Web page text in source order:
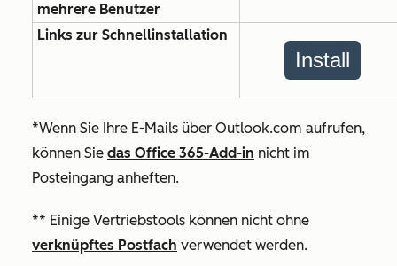
mehrere Benutzer
Links zur Schnellinstallation
Install
*Wenn Sie Ihre E-Mails über Outlook.com aufrufen,
können Sie das Office 365-Add-in nicht im
Posteingang anheften.
** Einige Vertriebstools können nicht ohne
verknüpftes Postfach verwendet werden.